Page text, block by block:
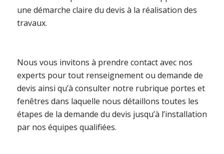
une démarche claire du devis à la réalisation des
travaux.
Nous vous invitons à prendre contact avec nos
experts pour tout renseignement ou demande de
devis ainsi qu’à consulter notre rubrique portes et
fenêtres dans laquelle nous détaillons toutes les
étapes de la demande du devis jusqu’à l’installation
par nos équipes qualifiées.